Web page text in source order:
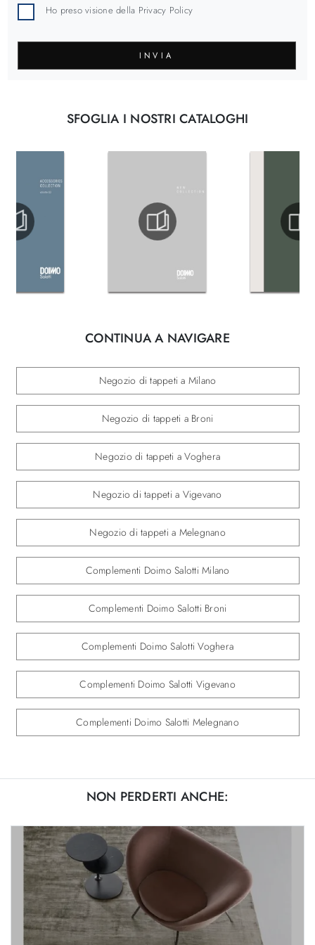
Ho preso visione della Privacy Policy
INVIA
SFOGLIA I NOSTRI CATALOGHI
CONTINUA A NAVIGARE
Negozio di tappeti a Milano
Negozio di tappeti a Broni
Negozio di tappeti a Voghera
Negozio di tappeti a Vigevano
Negozio di tappeti a Melegnano
Complementi Doimo Salotti Milano
Complementi Doimo Salotti Broni
Complementi Doimo Salotti Voghera
Complementi Doimo Salotti Vigevano
Complementi Doimo Salotti Melegnano
NON PERDERTI ANCHE: